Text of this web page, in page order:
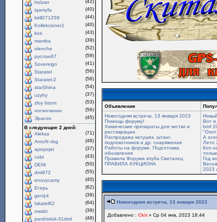
holzan
(42)
iqamyfa
(40)
kirill271259
(44)
Kollekcioner1
(40)
kos
(43)
mamba
(39)
olenche
(52)
руслан67
(59)
Sovereign
(41)
Staratel
(56)
Staratel-2
(56)
starShina
(54)
uzyhy
(37)
zloy bizon
(53)
ногинчанин
(56)
Эрагон
(45)
В следующие 2 дней:
Aleksa
(71)
AntoN vbg
(48)
apepojet
(37)
cobl
(43)
DENI
(50)
dmi972
(55)
enovycamy
(40)
Егерь
(62)
genij-k
(39)
Iskatel62
(64)
owabi
(39)
parshivluk-31dml
(48)
Объявления
Новогодняя встреча, 13 января 2023
Помощь форуму!
Химические препараты для чистки и
реставрации.
Распродажа катушек, штанг,
подлокотников и др. снаряжения
Работы на форуме. Подготовка
обновления
Правила Форума клуба Скиталец
ПРАВИЛА АУКЦИОНА
Вот и
bmf
А
Лето
Коп
Год
2023
Новогодняя встреча, 13 января 2023
Добавлено :Ckit» Ср 04 янв, 2023 18:44